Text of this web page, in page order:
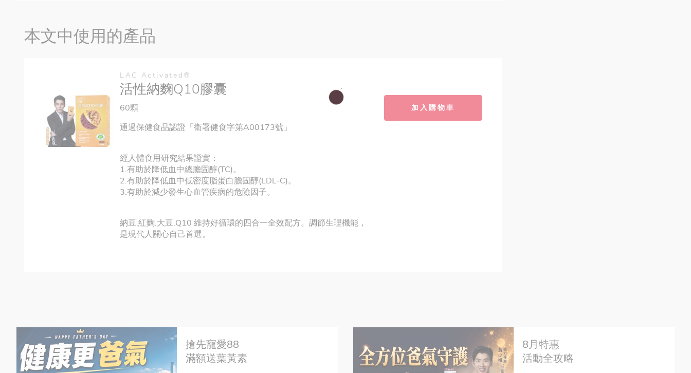
本文中使用的產品
LAC Activated®
活性納麴Q10膠囊
60顆
通過保健食品認證「衛署健食字第A00173號」
經人體食用研究結果證實：
1.有助於降低血中總膽固醇(TC)。
2.有助於降低血中低密度脂蛋白膽固醇(LDL-C)。
3.有助於減少發生心血管疾病的危險因子。
納豆.紅麴.大豆.Q10 維持好循環的四合一全效配方。調節生理機能，
是現代人關心自己首選。
加入購物車
搶先寵愛88
滿額送葉黃素
8月特惠
活動全攻略